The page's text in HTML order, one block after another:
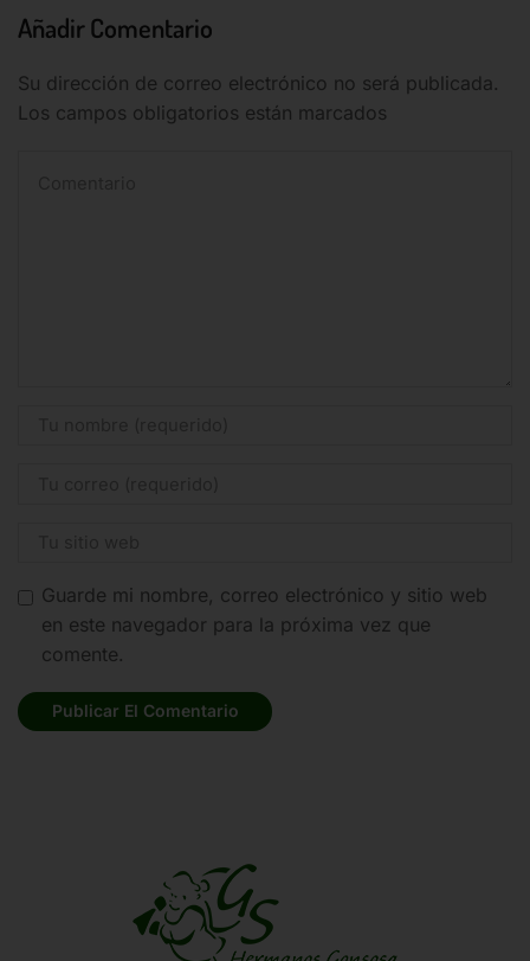
Añadir Comentario
Su dirección de correo electrónico no será publicada.
Los campos obligatorios están marcados
Guarde mi nombre, correo electrónico y sitio web
en este navegador para la próxima vez que
comente.